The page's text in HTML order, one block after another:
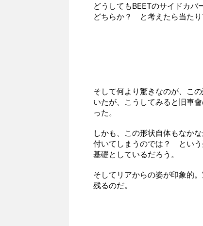
どうしてもBEETのサイドカ
どちらか？ と考えたら当た
そして何より驚きなのが、この
いたが、こうしてみると旧車
った。
しかも、この形状自体もなか
付いてしまうのでは？ という
基礎としているだろう。
そしてリアからの姿が印象的
残るのだ。